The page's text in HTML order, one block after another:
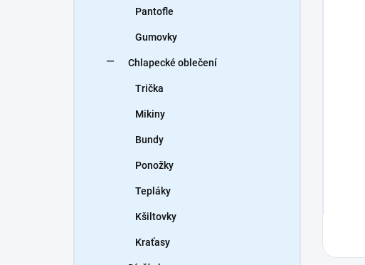
Pantofle
Gumovky
Chlapecké oblečení
Trička
Mikiny
Bundy
Ponožky
Tepláky
Kšiltovky
Kraťasy